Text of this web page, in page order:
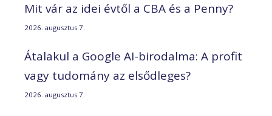
Mit vár az idei évtől a CBA és a Penny?
2026. augusztus 7.
Átalakul a Google AI-birodalma: A profit
vagy tudomány az elsődleges?
2026. augusztus 7.